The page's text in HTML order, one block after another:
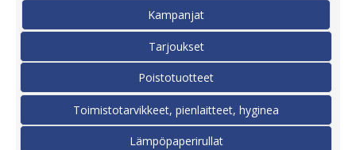
Kampanjat
Tarjoukset
Poistotuotteet
Toimistotarvikkeet, pienlaitteet, hyginea
Lämpöpaperirullat